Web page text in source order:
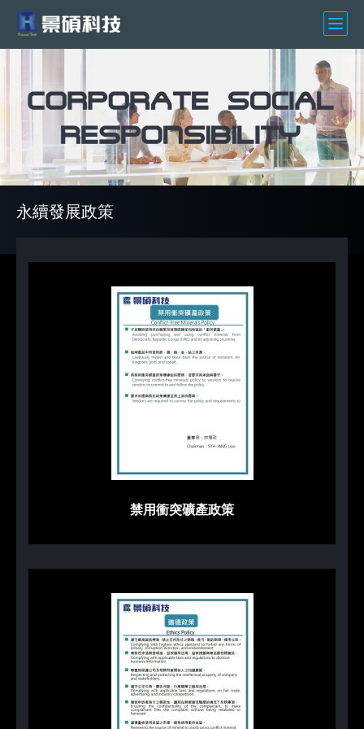
永續發展政策
禁用衝突礦產政策